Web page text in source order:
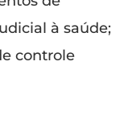
à saúde;
controle